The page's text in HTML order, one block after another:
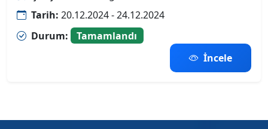
Tarih: 20.12.2024 - 24.12.2024
Durum:
Tamamlandı
İncele